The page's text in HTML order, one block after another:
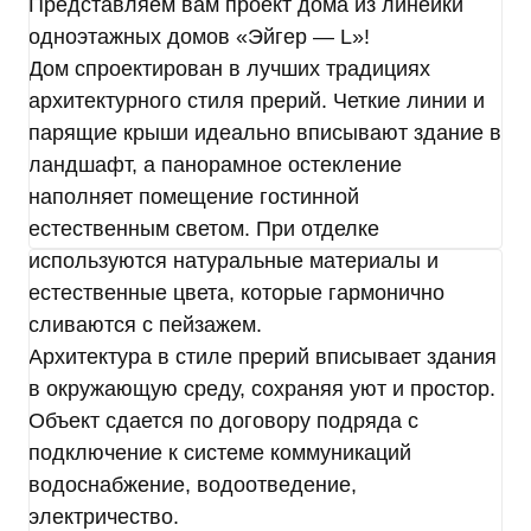
Представляем вам проект дома из линейки
одноэтажных домов «Эйгер — L»!
Дом спроектирован в лучших традициях
архитектурного стиля прерий. Четкие линии и
парящие крыши идеально вписывают здание в
ландшафт, а панорамное остекление
наполняет помещение гостинной
естественным светом. При отделке
используются натуральные материалы и
естественные цвета, которые гармонично
сливаются с пейзажем.
Архитектура в стиле прерий вписывает здания
в окружающую среду, сохраняя уют и простор.
Объект сдается по договору подряда с
подключение к системе коммуникаций
водоснабжение, водоотведение,
электричество.
общее описание используемых Оператором
способов обработки в соответствии с п. 3 ст. 3
Федерального закона от 27.07.2006 г. № 152-ФЗ
«О персональных данных». В ходе обработки с
персональными данными будут совершены
следующие действия: сбор; запись;
систематизация; накопление; хранение;
уточнение (обновление, изменение);
использование; обезличивание; удаление;
уничтожение.
Согласие дается, в том числе на возможные
информационные (рекламные) оповещения (в т.
рассылок о маркетинговых мероприятиях,
специальных предложениях и акциях
посредством SMS и e-mail).
Передача персональных данных третьим лицам
осуществляется на основании законодательства
Российской Федерации, договора с участием
субъекта персональных данных или согласия